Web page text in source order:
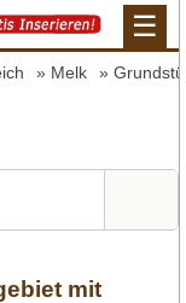
☰
Melk
mit